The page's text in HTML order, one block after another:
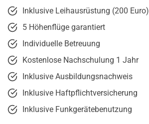
Inklusive Leihausrüstung (200 Euro)
5 Höhenflüge garantiert
Individuelle Betreuung
Kostenlose Nachschulung 1 Jahr
Inklusive Ausbildungsnachweis
Inklusive Haftpflicht­versicherung
Inklusive Funkgeräte­benutzung